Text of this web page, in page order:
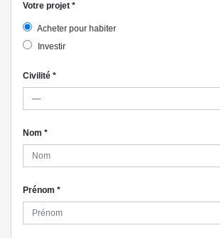
Votre projet *
Acheter pour habiter
Investir
Civilité *
Nom *
Prénom *